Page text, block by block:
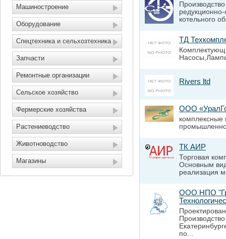
Машиностроение
Оборудование
Спецтехника и сельхозтехника
Запчасти
Ремонтные организации
Сельское хозяйство
Фермерские хозяйства
Растениеводство
Животноводство
Магазины
котельного
ТД
Rivers ltd
ООО
комплексные
ТК АИР
Торговая
Основным
реализация
ООО НПО
по...